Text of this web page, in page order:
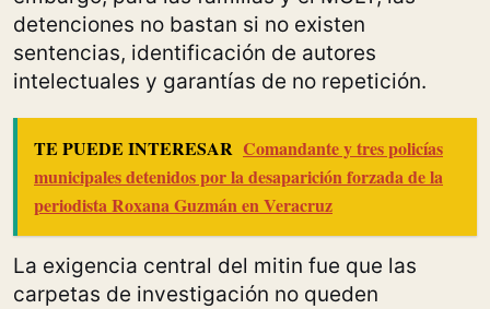
detenciones no bastan si no existen
sentencias, identificación de autores
intelectuales y garantías de no repetición.
TE PUEDE INTERESAR Comandante y tres policías
municipales detenidos por la desaparición forzada de la
periodista Roxana Guzmán en Veracruz
La exigencia central del mitin fue que las
carpetas de investigación no queden